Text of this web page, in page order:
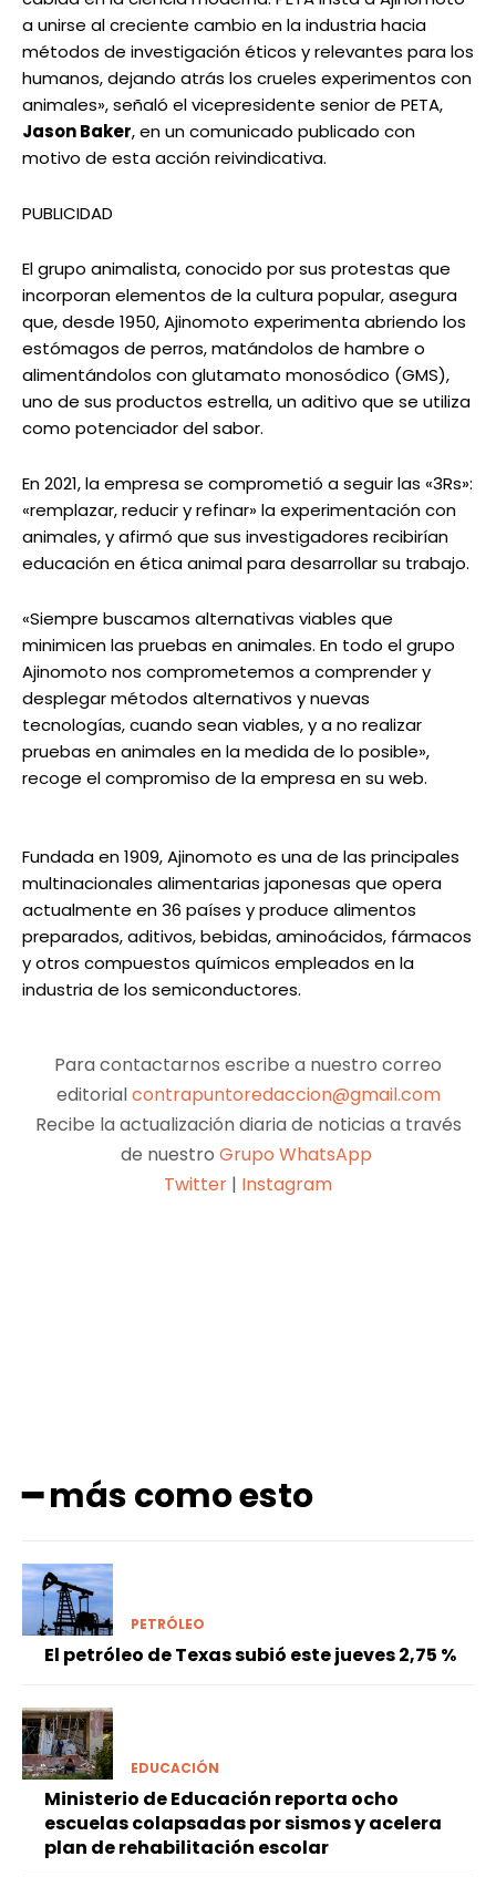
a unirse al creciente cambio en la industria hacia
métodos de investigación éticos y relevantes para los
humanos, dejando atrás los crueles experimentos con
animales», señaló el vicepresidente senior de PETA,
Jason Baker, en un comunicado publicado con
motivo de esta acción reivindicativa.
PUBLICIDAD
El grupo animalista, conocido por sus protestas que
incorporan elementos de la cultura popular, asegura
que, desde 1950, Ajinomoto experimenta abriendo los
estómagos de perros, matándolos de hambre o
alimentándolos con glutamato monosódico (GMS),
uno de sus productos estrella, un aditivo que se utiliza
como potenciador del sabor.
En 2021, la empresa se comprometió a seguir las «3Rs»:
«remplazar, reducir y refinar» la experimentación con
animales, y afirmó que sus investigadores recibirían
educación en ética animal para desarrollar su trabajo.
«Siempre buscamos alternativas viables que
minimicen las pruebas en animales. En todo el grupo
Ajinomoto nos comprometemos a comprender y
desplegar métodos alternativos y nuevas
tecnologías, cuando sean viables, y a no realizar
pruebas en animales en la medida de lo posible»,
recoge el compromiso de la empresa en su web.
Fundada en 1909, Ajinomoto es una de las principales
multinacionales alimentarias japonesas que opera
actualmente en 36 países y produce alimentos
preparados, aditivos, bebidas, aminoácidos, fármacos
y otros compuestos químicos empleados en la
industria de los semiconductores.
Para contactarnos escribe a nuestro correo
editorialcontrapuntoredaccion@gmail.com
Recibe la actualización diaria de noticias a través
de nuestro Grupo WhatsApp
Twitter | Instagram
━ más como esto
PETRÓLEO
El petróleo de Texas subió este jueves 2,75 %
EDUCACIÓN
Ministerio de Educación reporta ocho
escuelas colapsadas por sismos y acelera
plan de rehabilitación escolar